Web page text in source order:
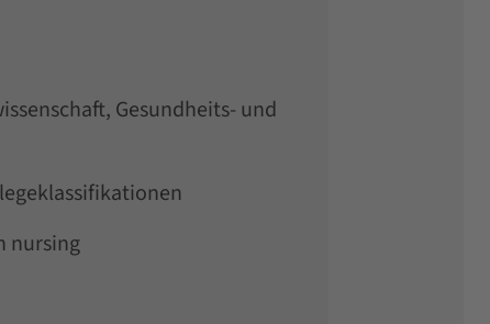
Gesundheits- und
nursing